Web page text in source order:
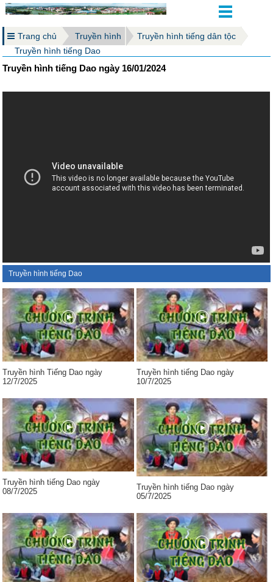
Trang chủ Truyền hình
Truyền hình tiếng dân tộc
Truyền hình tiếng Dao
Truyền hình tiếng Dao ngày 16/01/2024
Truyền hình tiếng Dao
Truyền hình Tiếng Dao ngày
12/7/2025
Truyền hình tiếng Dao ngày
10/7/2025
Truyền hình tiếng Dao ngày
08/7/2025
Truyền hình tiếng Dao ngày
05/7/2025